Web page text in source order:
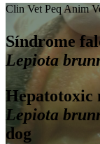
Clin Vet Peq Anim
Síndrome
Lepiota
Hepatotoxic
Lepiota
dog